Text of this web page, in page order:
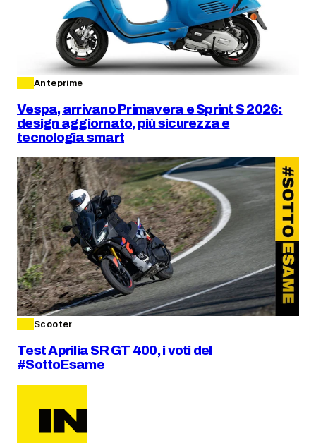
Anteprime
Vespa, arrivano Primavera e Sprint S 2026:
design aggiornato, più sicurezza e
tecnologia smart
Scooter
Test Aprilia SR GT 400, i voti del
#SottoEsame